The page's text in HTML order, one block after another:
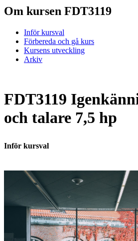
Om kursen FDT3119
Inför kursval
Förbereda och gå kurs
Kursens utveckling
Arkiv
FDT3119
och talare 7,5 hp
Inför kursval